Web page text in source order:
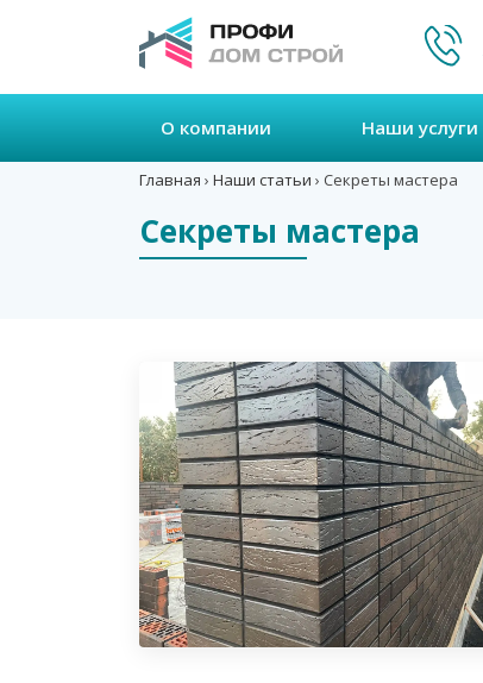
О компании Наши услуги
Главная › Наши статьи › Секреты мастера
Секреты мастера